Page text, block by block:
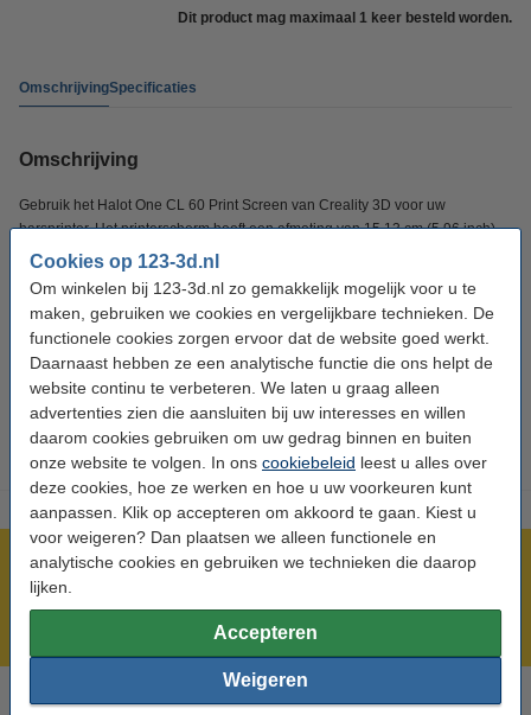
Cookies op 123-3d.nl
Om winkelen bij 123-3d.nl zo gemakkelijk mogelijk voor u te
maken, gebruiken we cookies en vergelijkbare technieken. De
functionele cookies zorgen ervoor dat de website goed werkt.
Daarnaast hebben ze een analytische functie die ons helpt de
website continu te verbeteren. We laten u graag alleen
advertenties zien die aansluiten bij uw interesses en willen
daarom cookies gebruiken om uw gedrag binnen en buiten
onze website te volgen. In ons cookiebeleid leest u alles over
deze cookies, hoe ze werken en hoe u uw voorkeuren kunt
aanpassen. Klik op accepteren om akkoord te gaan. Kiest u
voor weigeren? Dan plaatsen we alleen functionele en
analytische cookies en gebruiken we technieken die daarop
lijken.
Accepteren
Weigeren
Dit product mag maximaal 1 keer besteld worden.
OmschrijvingSpecificaties
Omschrijving
Gebruik het Halot One CL 60 Print Screen van Creality 3D voor uw
harsprinter. Het printerscherm heeft een afmeting van 15,13 cm (5,96 inch).
Specificaties
Creality 3D
Ons Artikelnr: DRO00183
Meer dan 5 miljoen klanten!
Voor 23.59 uur besteld, morgen in huis!